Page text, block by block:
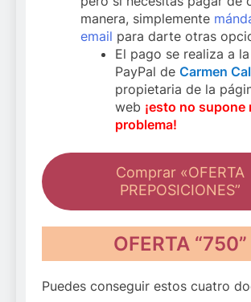
manera, simplemente
email para darte otras
El pago se realiza a
PayPal deCarmen
propietaria de la
web ¡esto no supone
problema!
Comprar «OFERTA
PREPOSICIONES”
OFERTA “750”
Puedes conseguir estos cuatro